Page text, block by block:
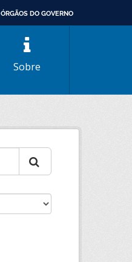
ÓRGÃOS DO GOVERNO
Sobre